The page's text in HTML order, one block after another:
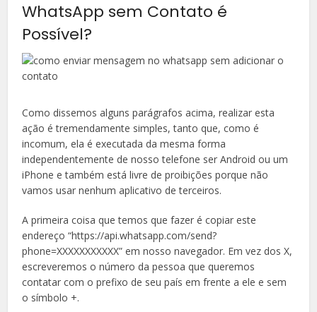
WhatsApp sem Contato é
Possível?
Como dissemos alguns parágrafos acima, realizar esta
ação é tremendamente simples, tanto que, como é
incomum, ela é executada da mesma forma
independentemente de nosso telefone ser Android ou um
iPhone e também está livre de proibições porque não
vamos usar nenhum aplicativo de terceiros.
A primeira coisa que temos que fazer é copiar este
endereço “https://api.whatsapp.com/send?
phone=XXXXXXXXXXX” em nosso navegador. Em vez dos X,
escreveremos o número da pessoa que queremos
contatar com o prefixo de seu país em frente a ele e sem
o símbolo +.